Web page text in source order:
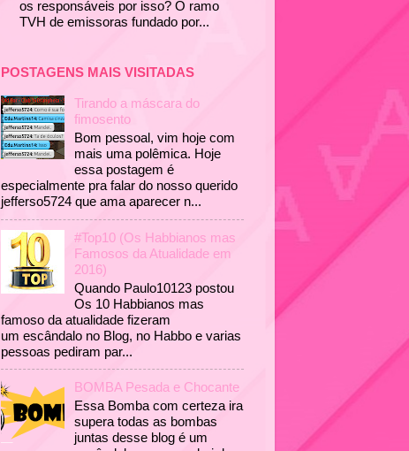
os responsáveis por isso? O ramo
TVH de emissoras fundado por...
POSTAGENS MAIS VISITADAS
Tirando a máscara do
fimosento
Bom pessoal, vim hoje com
mais uma polêmica. Hoje
essa postagem é
especialmente pra falar do nosso querido
jefferso5724 que ama aparecer n...
#Top10 (Os Habbianos mas
Famosos da Atualidade em
2016)
Quando Paulo10123 postou
Os 10 Habbianos mas
famoso da atualidade fizeram
um escândalo no Blog, no Habbo e varias
pessoas pediram par...
BOMBA Pesada e Chocante
Essa Bomba com certeza ira
supera todas as bombas
juntas desse blog é um